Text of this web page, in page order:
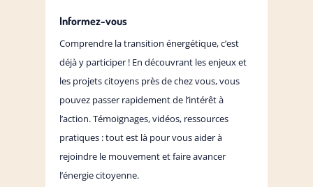
Informez-vous
Comprendre la transition énergétique, c’est
déjà y participer ! En découvrant les enjeux et
les projets citoyens près de chez vous, vous
pouvez passer rapidement de l’intérêt à
l’action. Témoignages, vidéos, ressources
pratiques : tout est là pour vous aider à
rejoindre le mouvement et faire avancer
l’énergie citoyenne.